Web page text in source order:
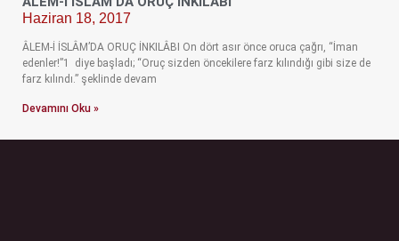
Haziran 18, 2017
ÂLEM-İ İSLÂM’DA ORUÇ İNKILÂBI On dört asır önce oruca çağrı, “İman
edenler!”1 diye başladı; “Oruç sizden öncekilere farz kılındığı gibi size de
farz kılındı.” şeklinde devam
Devamını Oku »